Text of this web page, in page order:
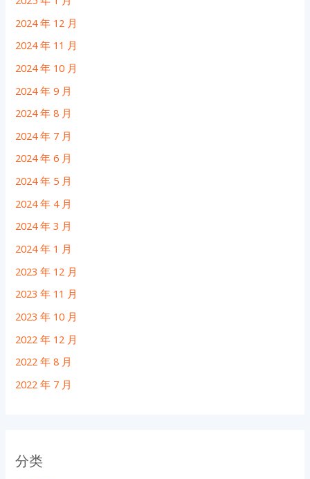
2024 年 12 月
2024 年 11 月
2024 年 10 月
2024 年 9 月
2024 年 8 月
2024 年 7 月
2024 年 6 月
2024 年 5 月
2024 年 4 月
2024 年 3 月
2024 年 1 月
2023 年 12 月
2023 年 11 月
2023 年 10 月
2022 年 12 月
2022 年 8 月
2022 年 7 月
分类